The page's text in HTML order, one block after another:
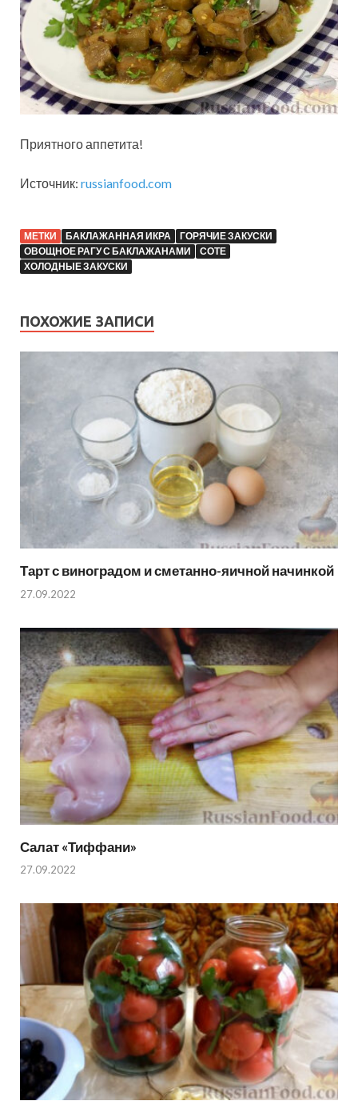
Приятного аппетита!
Источник: russianfood.com
МЕТКИ БАКЛАЖАННАЯ ИКРА
ГОРЯЧИЕ ЗАКУСКИ
ОВОЩНОЕ РАГУ С БАКЛАЖАНАМИ
СОТЕ
ХОЛОДНЫЕ ЗАКУСКИ
ПОХОЖИЕ ЗАПИСИ
Тарт с виноградом и сметанно-яичной начинкой
27.09.2022
Салат «Тиффани»
27.09.2022